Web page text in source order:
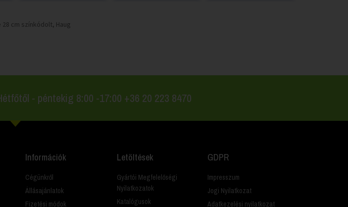
cm színkódolt, Haug
- péntekig 8:00 -17:00 +36 20 223 8470
Információk
Cégünkről
Állásajánlatok
Fizetési módok
Letöltések
Gyártói Megfelelőségi
Nyilatkozatok
Katalógusok
GDPR
Impresszum
Jogi Nyilatkozat
Adatkezelési nyilatkozat